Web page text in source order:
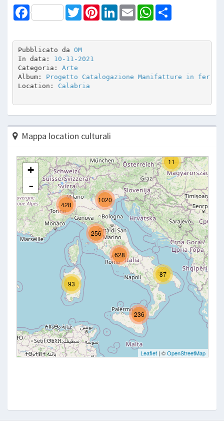
Facebook TwitterPinterestLinkedInEmail WhatsApp
Pubblicato da OM
In data: 10-11-2021
Categoria: Arte
Album: Progetto Catalogazione Manifatture in ferro
Location: Calabria
Mappa location culturali